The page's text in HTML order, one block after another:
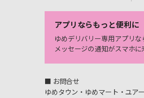
アプリならもっと便利に
ゆめデリバリー専用アプリな
メッセージの通知がスマホに
■ お問合せ
ゆめタウン・ゆめマート・ユア